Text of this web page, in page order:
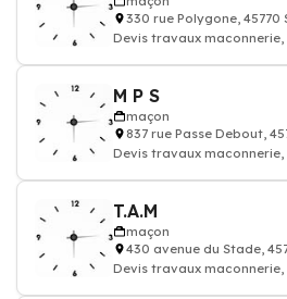
330 rue Polygone, 45770
Devis travaux
M P S
maçon
837 rue Passe Debout,
Devis travaux
T.A.M
maçon
430 avenue du Stade,
Devis travaux